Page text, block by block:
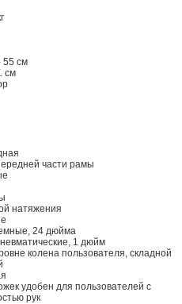
55 см
см
части рамы
натяжения
24 дюйма
1 дюйм
колена пользователя, складной
удобен для пользователей с
рук